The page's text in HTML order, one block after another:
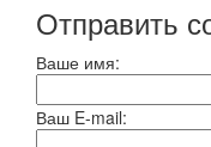
Отправить
Ваше имя:
Ваш E-mail: